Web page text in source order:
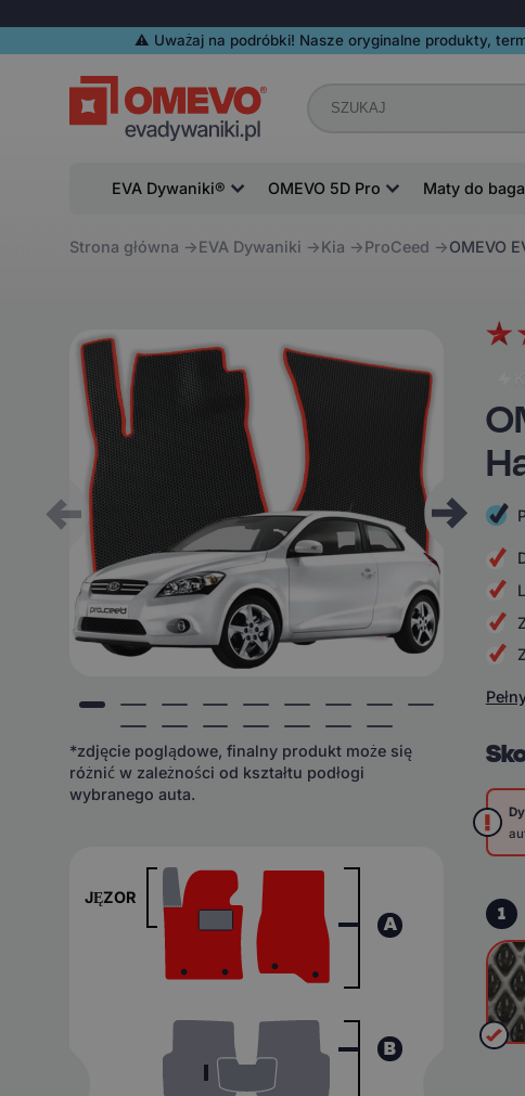
⚠️️ Uważaj na podróbki! Nasze oryginalne produkty,
EVA Dywaniki® OMEVO 5D Pro Maty do
Strona główna EVA Dywaniki Kia ProCeed OMEVO
*zdjęcie poglądowe, finalny produkt może się
różnić w zależności od kształtu podłogi
wybranego auta.
JĘZOR
A
B
1